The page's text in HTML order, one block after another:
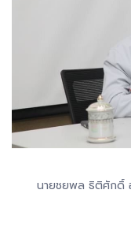
นายชยพล ธิติศักดิ์